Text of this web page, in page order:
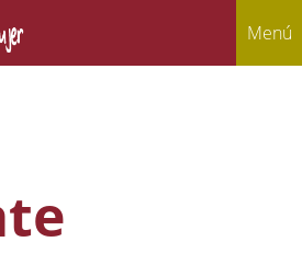
Menú